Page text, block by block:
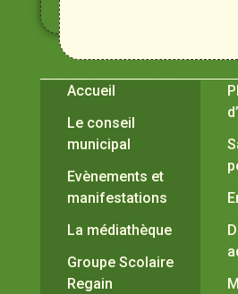
Durance
Accueil
Le conseil
municipal
Evènements et
manifestations
La médiathèque
Groupe Scolaire
Regain